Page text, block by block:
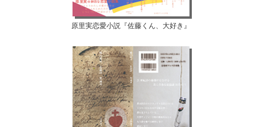
原里実恋愛小説『佐藤くん、大好き』